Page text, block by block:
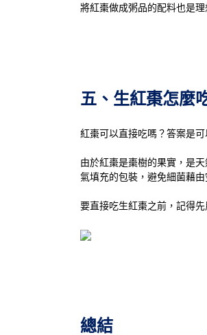
將紅棗做成粥品的配料也是
五、生紅棗怎麼
紅棗可以直接吃嗎？答案是
由於紅棗是棗樹的果實，是
氣填充的包裝，避免細菌藉由
要直接吃生紅棗之前，記得
總結